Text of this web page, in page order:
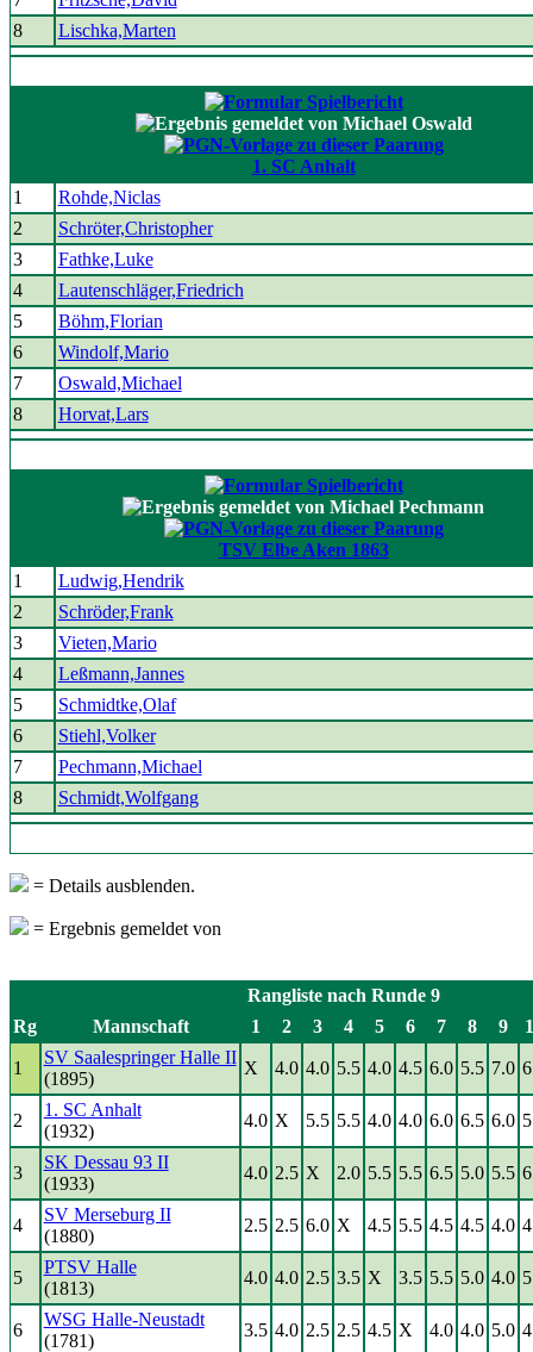
8
Lischka,Marten
1. SC Anhalt
1
Rohde,Niclas
2
Schröter,Christopher
3
Fathke,Luke
4
Lautenschläger,Friedrich
5
Böhm,Florian
6
Windolf,Mario
7
Oswald,Michael
8
Horvat,Lars
TSV Elbe Aken 1863
1
Ludwig,Hendrik
2
Schröder,Frank
3
Vieten,Mario
4
Leßmann,Jannes
5
Schmidtke,Olaf
6
Stiehl,Volker
7
Pechmann,Michael
8
Schmidt,Wolfgang
= Details ausblenden.
= Ergebnis gemeldet von
Rangliste nach Runde 9
Rg
Mannschaft 1 2 3 4 5 6 7 8 9
1
SV Saalespringer Halle II
(1895)
X 4.0 4.0 5.5 4.0 4.5 6.0 5.5 7.0
2
1. SC Anhalt
(1932)
4.0 X 5.5 5.5 4.0 4.0 6.0 6.5 6.0
3
SK Dessau 93 II
(1933)
4.0 2.5 X 2.0 5.5 5.5 6.5 5.0 5.5
4
SV Merseburg II
(1880)
2.5 2.5 6.0 X 4.5 5.5 4.5 4.5 4.0
5
PTSV Halle
(1813)
4.0 4.0 2.5 3.5 X 3.5 5.5 5.0 4.0
6
WSG Halle-Neustadt
(1781)
3.5 4.0 2.5 2.5 4.5 X 4.0 4.0 5.0